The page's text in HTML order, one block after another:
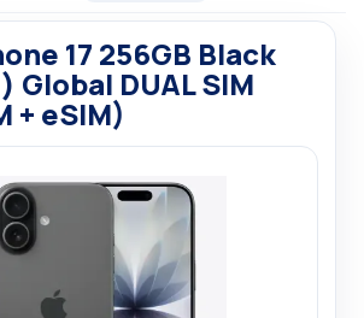
17 256GB Black
DUAL SIM
+ eSIM)